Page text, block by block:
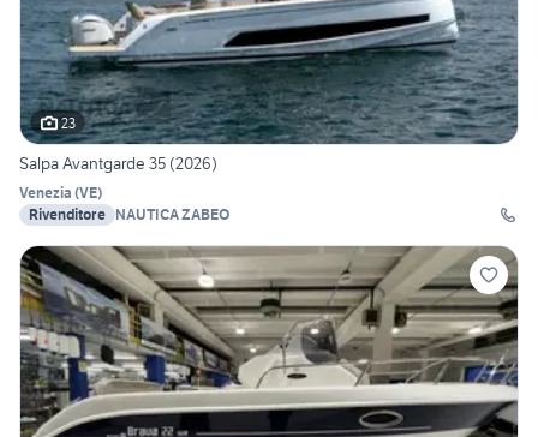
23
Salpa Avantgarde 35 (2026)
Venezia (VE)
Rivenditore NAUTICA ZABEO